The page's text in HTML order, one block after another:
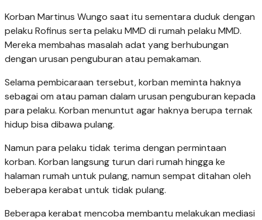
Korban Martinus Wungo saat itu sementara duduk dengan
pelaku Rofinus serta pelaku MMD di rumah pelaku MMD.
Mereka membahas masalah adat yang berhubungan
dengan urusan penguburan atau pemakaman.
Selama pembicaraan tersebut, korban meminta haknya
sebagai om atau paman dalam urusan penguburan kepada
para pelaku. Korban menuntut agar haknya berupa ternak
hidup bisa dibawa pulang.
Namun para pelaku tidak terima dengan permintaan
korban. Korban langsung turun dari rumah hingga ke
halaman rumah untuk pulang, namun sempat ditahan oleh
beberapa kerabat untuk tidak pulang.
Beberapa kerabat mencoba membantu melakukan mediasi